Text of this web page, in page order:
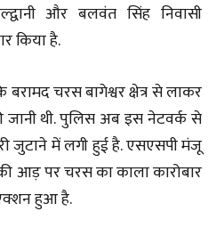
और बलवंत सिंह निवासी
किया है.
चरस बागेश्वर क्षेत्र से लाकर
थी. पुलिस अब इस नेटवर्क से
जुटाने में लगी हुई है. एसएसपी मंजू
आड़ पर चरस का काला कारोबार
हुआ है.